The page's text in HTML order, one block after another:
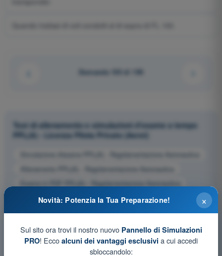
Domanda 105 di 195
Test di allenamento e simulazioni d'esame a tempo
PPL(A) - Licenza Pilota Privato (Aerei)
Simulazione d'esame PPL(A) - Regolamentazione Aeronautica
Allenamento PPL(A) - Regolamentazione Aeronautica
Esame in PDF PPL(A) - Regolamentazione Aeronautica
×
Novità: Potenzia la Tua Preparazione!
Sul sito ora trovi il nostro nuovo Pannello di Simulazioni
PRO! Ecco alcuni dei vantaggi esclusivi a cui accedi
sbloccandolo: